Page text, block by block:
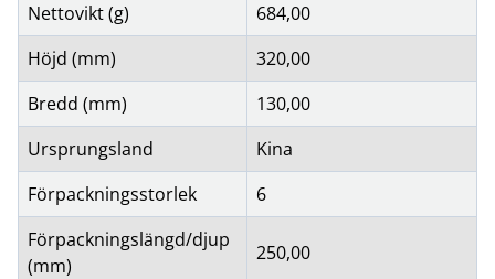
Nettovikt (g)
684,00
Höjd (mm)
320,00
Bredd (mm)
130,00
Ursprungsland
Kina
Förpackningsstorlek
6
Förpackningslängd/djup
(mm)
250,00